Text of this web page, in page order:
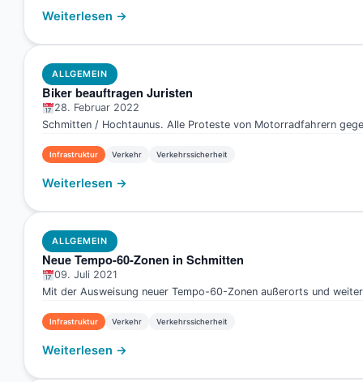
Weiterlesen →
ALLGEMEIN
Biker beauftragen Juristen
28. Februar 2022
Schmitten / Hochtaunus. Alle Proteste von Motorradfahrern
Infrastruktur Verkehr Verkehrssicherheit
Weiterlesen →
ALLGEMEIN
Neue Tempo-60-Zonen in Schmitten
09. Juli 2021
Mit der Ausweisung neuer Tempo-60-Zonen außerorts und
Infrastruktur Verkehr Verkehrssicherheit
Weiterlesen →